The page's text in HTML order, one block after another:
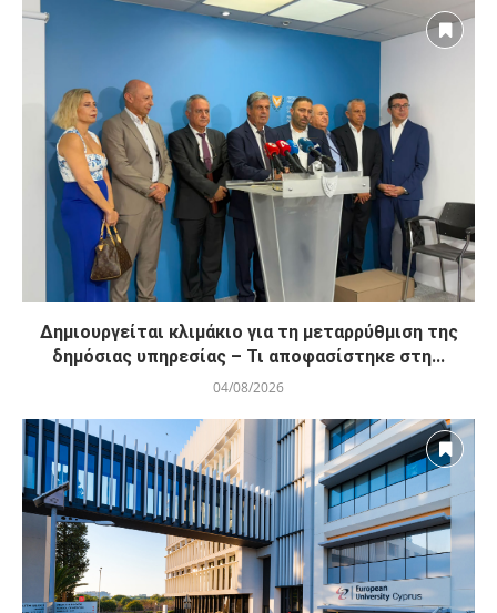
Δημιουργείται κλιμάκιο για τη μεταρρύθμιση της
δημόσιας υπηρεσίας – Τι αποφασίστηκε στη...
04/08/2026